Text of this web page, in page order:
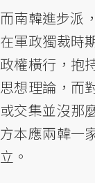
而南韓進步派
在軍政獨裁時
政權橫行，抱
思想理論，而
或交集並沒那
方本應兩韓一
立。